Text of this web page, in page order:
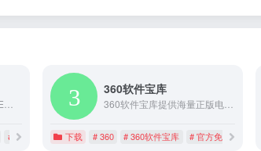
# 技术交流
360软件宝库
360软件宝库提供海量正版电脑软件下载，聊天工具，视频软件，浏览器，办公软件，输入法，游戏娱乐，系统工具等通通都有，所有内容通过360安全中心检测，热门软件放心下载，尽在360软件宝库！
下载 # 360 # 360软件宝库 # 官方免费软件下载